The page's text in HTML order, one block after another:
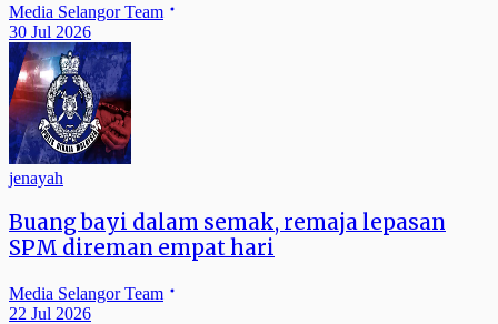
Media Selangor Team
30 Jul 2026
jenayah
Buang bayi dalam semak, remaja lepasan
SPM direman empat hari
Media Selangor Team
22 Jul 2026